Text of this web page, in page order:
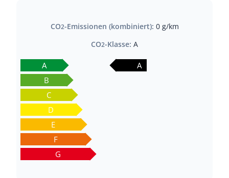
CO2-Emissionen (kombiniert): 0 g/km
CO2-Klasse: A
A
A
B
C
D
E
F
G